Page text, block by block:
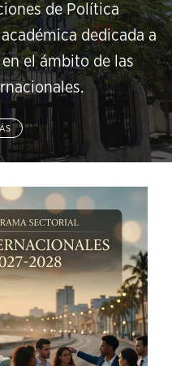
de Política
dedicada a
el ámbito de las